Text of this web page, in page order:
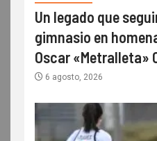
Un legado que
gimnasio en
Oscar «Metralleta»
6 agosto, 2026